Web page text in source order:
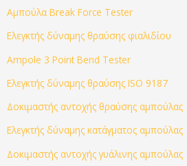
Αμπούλα Break Force Tester
Ελεγκτής δύναμης θραύσης φιαλιδίου
Ampole 3 Point Bend Tester
Ελεγκτής δύναμης θραύσης ISO 9187
Δοκιμαστής αντοχής θραύσης αμπούλας
Ελεγκτής δύναμης κατάγματος αμπούλας
Δοκιμαστής αντοχής γυάλινης αμπούλας